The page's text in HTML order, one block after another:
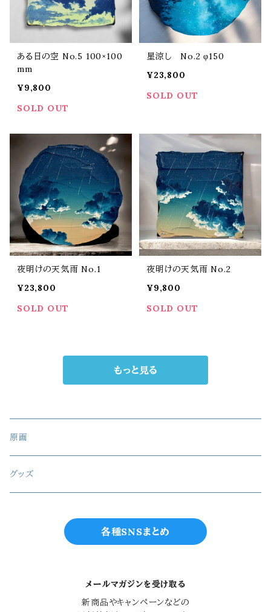
ある日の空 No.5 100×100
mm
¥9,800
SOLD OUT
星涼し No.2 φ150
¥23,800
SOLD OUT
夜明けの天気雨 No.1
¥23,800
SOLD OUT
夜明けの天気雨 No.2
¥9,800
SOLD OUT
もっと見る
原画
グッズ
各種SNSまとめ
メールマガジンを受け取る
新商品やキャンペーンなどの